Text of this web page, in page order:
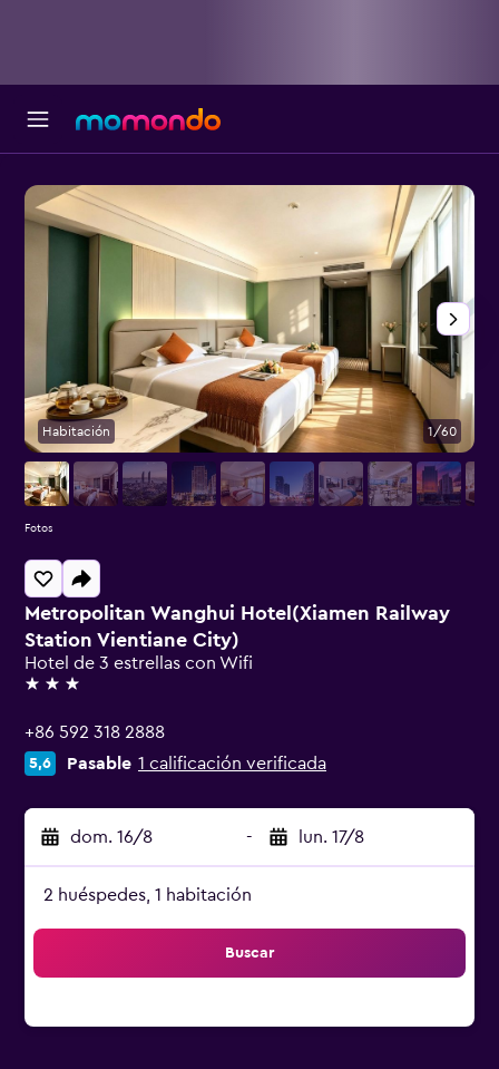
Metropolitan Wanghui Hotel(Xiamen Railway
Station Vientiane City)
Hotel de 3 estrellas con Wifi
3 estrellas
+86 592 318 2888
5,6 Pasable 1 calificación verificada
dom. 16/8 - lun. 17/8
2 huéspedes, 1 habitación
Buscar
Habitación 1/60
Fotos